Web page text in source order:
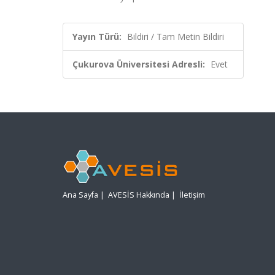
Yayın Türü: Bildiri / Tam Metin Bildiri
Çukurova Üniversitesi Adresli: Evet
Ana Sayfa | AVESİS Hakkında | İletişim